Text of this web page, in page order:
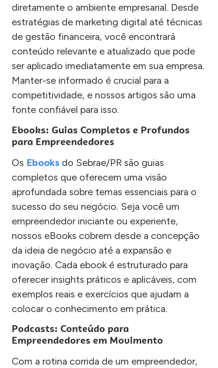
diretamente o ambiente empresarial. Desde
estratégias de marketing digital até técnicas
de gestão financeira, você encontrará
conteúdo relevante e atualizado que pode
ser aplicado imediatamente em sua empresa.
Manter-se informado é crucial para a
competitividade, e nossos artigos são uma
fonte confiável para isso.
Ebooks: Guias Completos e Profundos
para Empreendedores
Os Ebooks do Sebrae/PR são guias
completos que oferecem uma visão
aprofundada sobre temas essenciais para o
sucesso do seu negócio. Seja você um
empreendedor iniciante ou experiente,
nossos eBooks cobrem desde a concepção
da ideia de negócio até a expansão e
inovação. Cada ebook é estruturado para
oferecer insights práticos e aplicáveis, com
exemplos reais e exercícios que ajudam a
colocar o conhecimento em prática.
Podcasts: Conteúdo para
Empreendedores em Movimento
Com a rotina corrida de um empreendedor,